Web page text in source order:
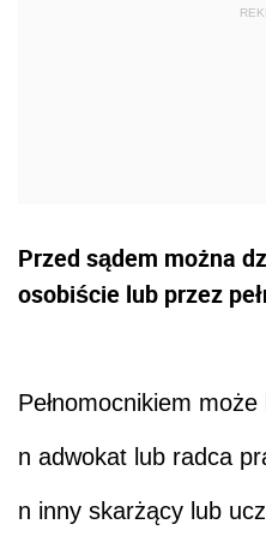
Przed sądem można
osobiście lub przez
Pełnomocnikiem może
n adwokat lub radca
n inny skarżący lub